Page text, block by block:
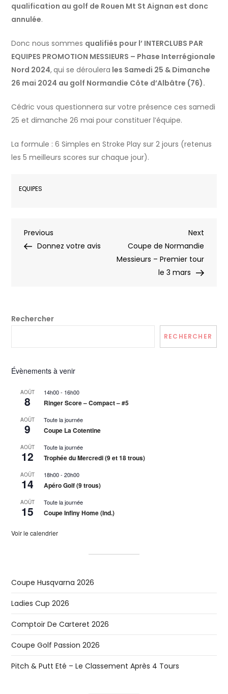
qualification au golf de Rouen Mt St Aignan est donc
annulée.
Donc nous sommes qualifiés pour l’ INTERCLUBS PAR
EQUIPES PROMOTION MESSIEURS – Phase Interrégionale
Nord 2024,qui se déroulera les Samedi 25 & Dimanche
26 mai 2024 au golf Normandie Côte d’Albâtre (76).
Cédric vous questionnera sur votre présence ces samedi
25 et dimanche 26 mai pour constituer l’équipe.
La formule : 6 Simples en Stroke Play sur 2 jours (retenus
les 5 meilleurs scores sur chaque jour).
EQUIPES
Navigation
Previous
Post
Previous
Donnez votre avis
Next
Post
Next
Coupe de Normandie
Messieurs – Premier tour
le 3 mars
Rechercher
RECHERCHER
Évènements à venir
AOÛT
8
14h00- 16h00
Ringer Score – Compact – #5
AOÛT
9
Toute la journée
Coupe La Cotentine
AOÛT
12
Toute la journée
Trophée du Mercredi (9 et 18 trous)
AOÛT
14
18h00-20h00
Apéro Golf (9 trous)
AOÛT
15
Toute la journée
Coupe Infiny Home (Ind.)
Voir le calendrier
Coupe Husqvarna 2026
Ladies Cup 2026
Comptoir De Carteret 2026
Coupe Golf Passion 2026
Pitch & Putt Eté – Le Classement Après 4 Tours